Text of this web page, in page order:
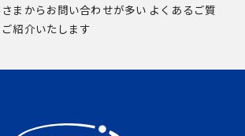
まからお問い合わせが多い よくあるご質
紹介いたします